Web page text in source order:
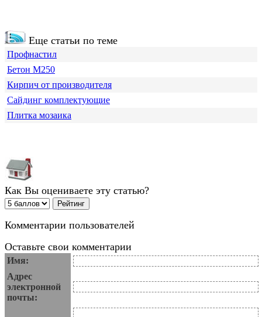
Еще статьи по теме
Профнастил
Бетон М250
Кирпич от производителя
Сайдинг комплектующие
Плитка мозаика
Как Вы оцениваете эту статью?
Комментарии пользователей
Оставьте свои комментарии
Имя:
Адрес
электронной
почты: